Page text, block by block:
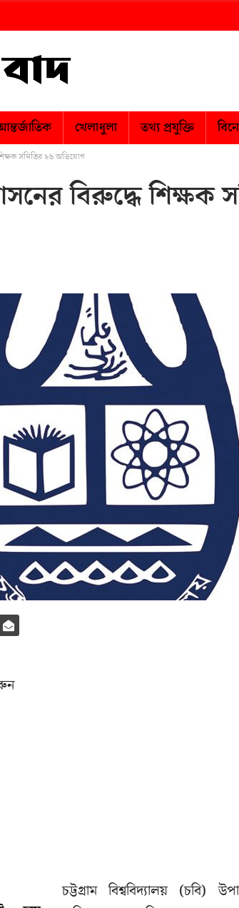
খেলাধুলা তথ্য প্রযুক্তি
শিক্ষক সমিতির ২৬ অভিযোগ
বিরুদ্ধে শিক্ষক
চট্টগ্রাম বিশ্ববিদ্যালয় (চবি)